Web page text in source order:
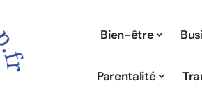
Bien-être
Parentalité